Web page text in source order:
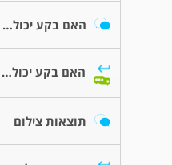
האם בקע יכול לגרום לאובדן תחושה?
האם בקע יכול לגרום לאובדן תחושה?
תוצאות צילום